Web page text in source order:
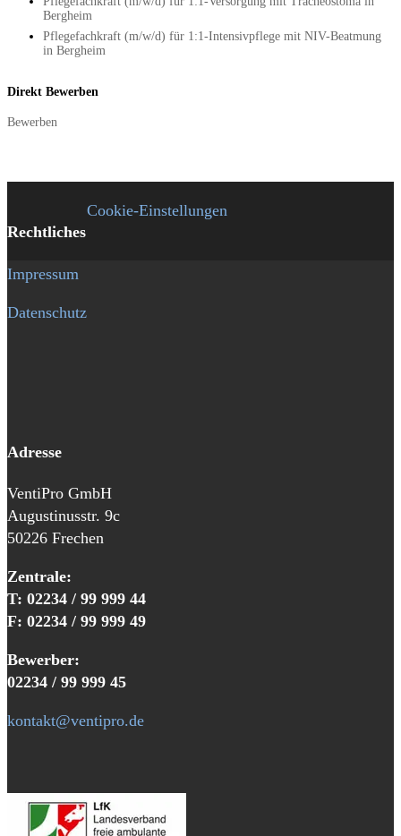
Bergheim
Pflegefachkraft (m/w/d) für 1:1-Intensivpflege mit NIV-Beatmung
in Bergheim
Direkt Bewerben
Bewerben
Rechtliches
Impressum
Datenschutz
Cookie-Einstellungen
Adresse
VentiPro GmbH
Augustinusstr. 9c
50226 Frechen
Zentrale:
T: 02234 / 99 999 44
F: 02234 / 99 999 49
Bewerber:
02234 / 99 999 45
kontakt@ventipro.de